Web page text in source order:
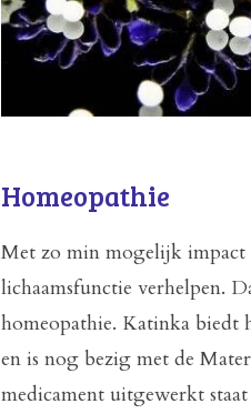
Homeopathie
Met zo min mogelijk impact
lichaamsfunctie verhelpen.
homeopathie. Katinka biedt
en is nog bezig met de
medicament uitgewerkt